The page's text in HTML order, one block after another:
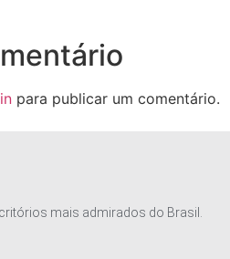
para publicar um comentário.
mais admirados do Brasil.